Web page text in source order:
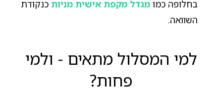
בחלופה כמו מגדל מקפת אישית מניות כנקודת
השוואה.
למי המסלול מתאים - ולמי
פחות?